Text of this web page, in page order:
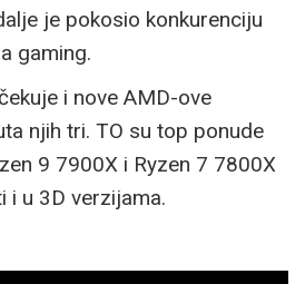
je pokosio konkurenciju
gaming.
i nove AMD-ove
njih tri. TO su top ponude
9 7900X i Ryzen 7 7800X
i u 3D verzijama.